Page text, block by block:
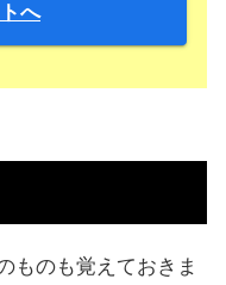
へ
ものも覚えておきま